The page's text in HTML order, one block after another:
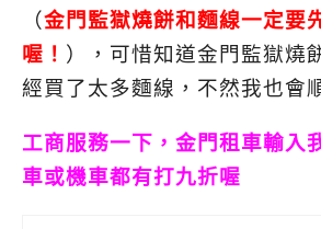
（金門監獄燒餅和麵線一定要
喔！ ），可惜知道金門監獄燒
經買了太多麵線，不然我也會
工商服務一下，金門租車輸入
車或機車都有打九折喔